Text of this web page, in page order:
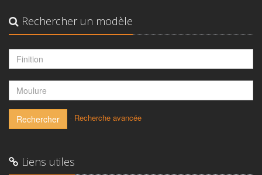
Rechercher un modèle
Rechercher Recherche avancée
Liens utiles